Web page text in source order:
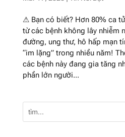
⚠ Bạn có biết? Hơn 80% ca
từ các bệnh không lây nhiễm
đường, ung thư, hô hấp mạn
“im lặng” trong nhiều năm!
các bệnh này đang gia tăng
phần lớn người...